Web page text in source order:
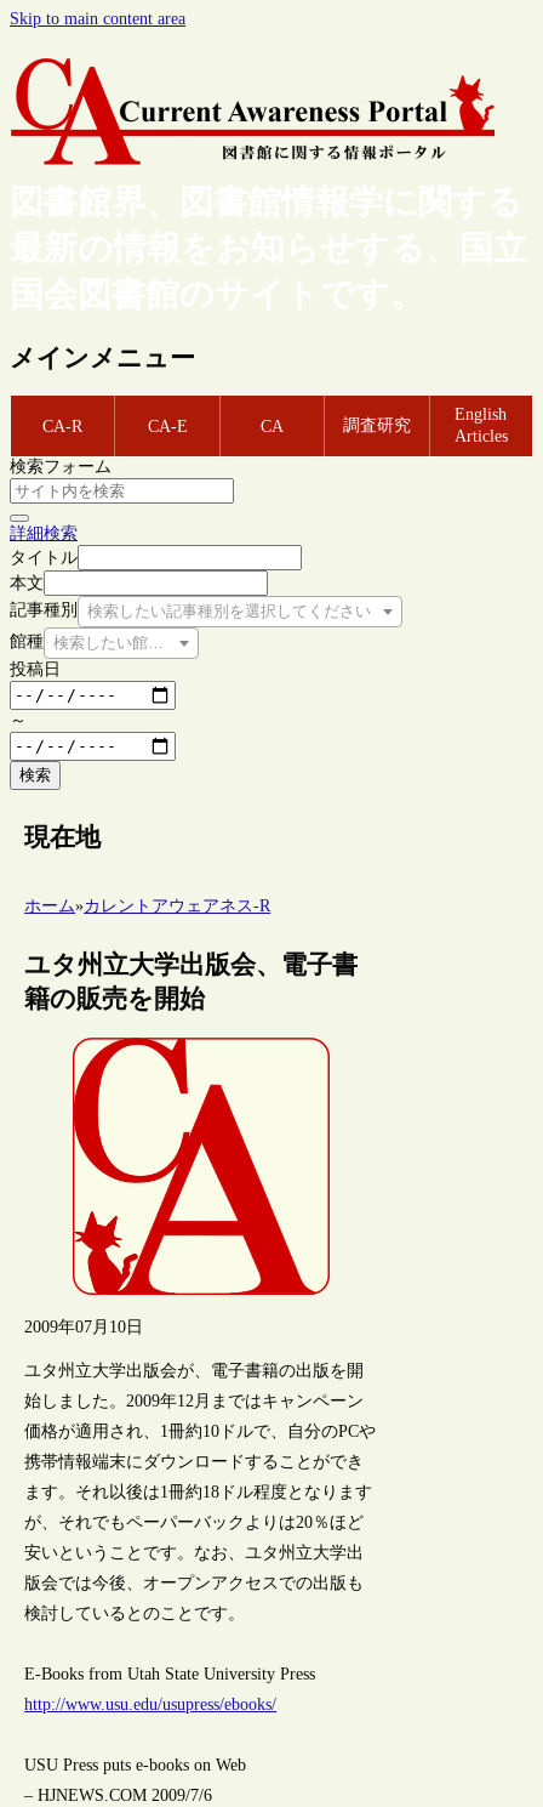
Skip to main content area
図書館界、図書館情報学に関する
最新の情報をお知らせする、国立
国会図書館のサイトです。
メインメニュー
CA-R CA-E CA 調査研究
English
Articles
検索フォーム
詳細検索
タイトル
本文
記事種別
検索したい記事種別を選択してください
館種 検索したい館種を選択してください
投稿日
～
検索
現在地
ホーム»カレントアウェアネス-R
ユタ州立大学出版会、電子書
籍の販売を開始
2009年07月10日
ユタ州立大学出版会が、電子書籍の出版を開
始しました。2009年12月まではキャンペーン
価格が適用され、1冊約10ドルで、自分のPCや
携帯情報端末にダウンロードすることができ
ます。それ以後は1冊約18ドル程度となります
が、それでもペーパーバックよりは20％ほど
安いということです。なお、ユタ州立大学出
版会では今後、オープンアクセスでの出版も
検討しているとのことです。
E-Books from Utah State University Press
http://www.usu.edu/usupress/ebooks/
USU Press puts e-books on Web
– HJNEWS.COM 2009/7/6